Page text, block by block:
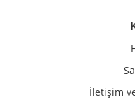
Ürün bilgilerinde
İletişim